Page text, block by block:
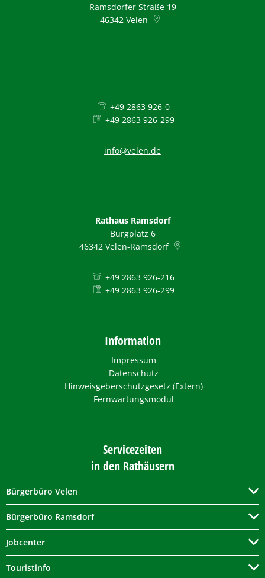
Ramsdorfer Straße 19
46342 Velen
+49 2863 926-0
+49 2863 926-299
info@velen.de
Rathaus Ramsdorf
Burgplatz 6
46342 Velen-Ramsdorf
+49 2863 926-216
+49 2863 926-299
Information
Impressum
Datenschutz
Hinweisgeberschutzgesetz (Extern)
Fernwartungsmodul
Servicezeiten
in den Rathäusern
Bürgerbüro Velen
Bürgerbüro Ramsdorf
Jobcenter
Touristinfo